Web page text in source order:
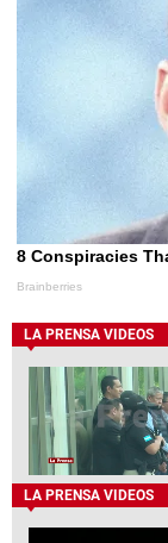
LA PRENSA VIDEOS
LA PRENSA VIDEOS